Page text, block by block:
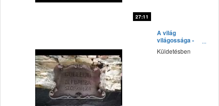
27:11
A világ
világossága -
2015 november
Küldetésben